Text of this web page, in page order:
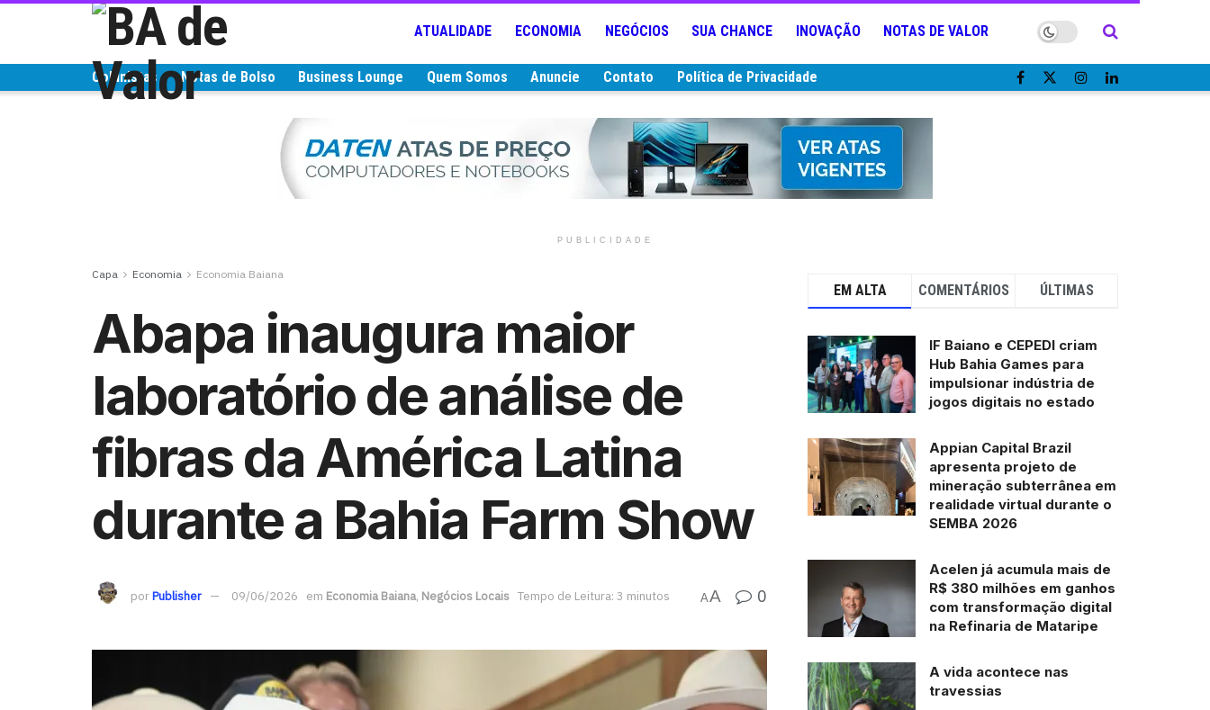
ATUALIDADE ECONOMIA NEGÓCIOS SUA CHANCE INOVAÇÃO NOTAS DE VALOR
Colunistas Notas de Bolso Business Lounge Quem Somos Anuncie Contato Política de Privacidade
PUBLICIDADE
Capa Economia Economia Baiana
Abapa inaugura maior
laboratório de análise de
fibras da América Latina
durante a Bahia Farm Show
porPublisher 09/06/2026 em Economia Baiana, Negócios Locais Tempo de Leitura: 3 minutos AA 0
EM ALTA COMENTÁRIOS ÚLTIMAS
IF Baiano e CEPEDI criam
Hub Bahia Games para
impulsionar indústria de
jogos digitais no estado
Appian Capital Brazil
apresenta projeto de
mineração subterrânea em
realidade virtual durante o
SEMBA 2026
Acelen já acumula mais de
R$ 380 milhões em ganhos
com transformação digital
na Refinaria de Mataripe
A vida acontece nas
travessias